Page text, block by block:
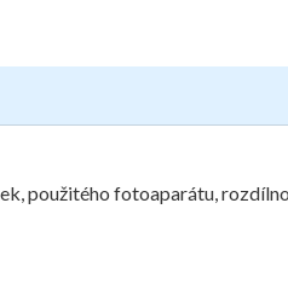
použitého fotoaparátu,